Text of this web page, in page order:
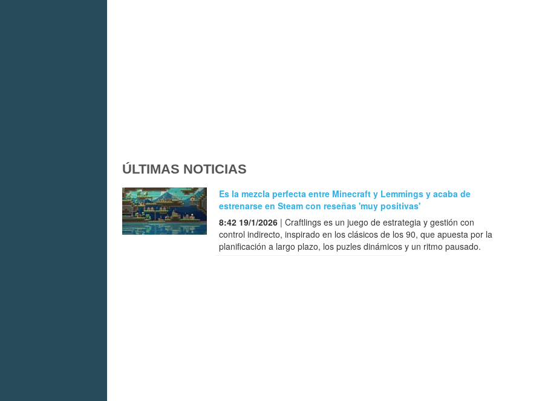
ÚLTIMAS NOTICIAS
Es la mezcla perfecta entre Minecraft y Lemmings y acaba de
estrenarse en Steam con reseñas 'muy positivas'
8:42 19/1/2026 | Craftlings es un juego de estrategia y gestión con
control indirecto, inspirado en los clásicos de los 90, que apuesta por la
planificación a largo plazo, los puzles dinámicos y un ritmo pausado.